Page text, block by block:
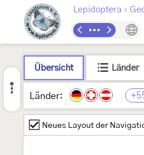
Lepidoptera ›
Übersicht Länder
Länder:
Neues Layout der